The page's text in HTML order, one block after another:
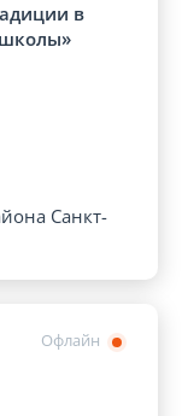
в
Санкт-
Офлайн